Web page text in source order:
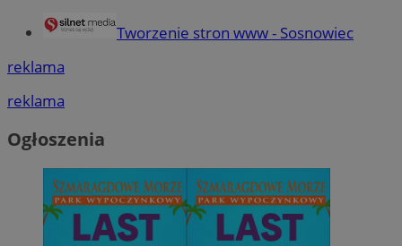
Tworzenie stron www - Sosnowiec
reklama
reklama
Ogłoszenia